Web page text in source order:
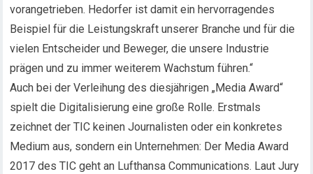
vorangetrieben. Hedorfer ist damit ein hervorragendes
Beispiel für die Leistungskraft unserer Branche und für die
vielen Entscheider und Beweger, die unsere Industrie
prägen und zu immer weiterem Wachstum führen.“
Auch bei der Verleihung des diesjährigen „Media Award“
spielt die Digitalisierung eine große Rolle. Erstmals
zeichnet der TIC keinen Journalisten oder ein konkretes
Medium aus, sondern ein Unternehmen: Der Media Award
2017 des TIC geht an Lufthansa Communications. Laut Jury